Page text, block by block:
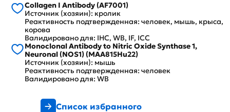
Collagen I Antibody (AF7001)
Источник (хозяин): кролик
Реактивность подтвержденная: человек, мышь, крыса,
корова
Валидировано для: IHC, WB, IF, ICC
Monoclonal Antibody to Nitric Oxide Synthase 1,
Neuronal (NOS1) (MAA815Hu22)
Источник (хозяин): мышь
Реактивность подтвержденная: человек
Валидировано для: WB
Список избранного